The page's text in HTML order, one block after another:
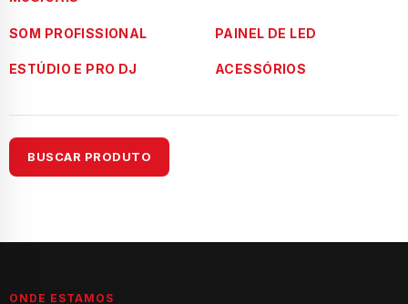
SOM PROFISSIONAL PAINEL DE LED
ESTÚDIO E PRO DJ ACESSÓRIOS
BUSCAR PRODUTO
ONDE ESTAMOS